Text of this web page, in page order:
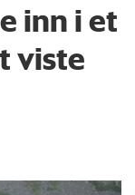
inn i et
viste